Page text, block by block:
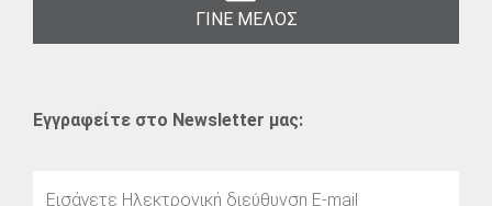
ΓΙΝΕ ΜΕΛΟΣ
Εγγραφείτε στο Newsletter μας: